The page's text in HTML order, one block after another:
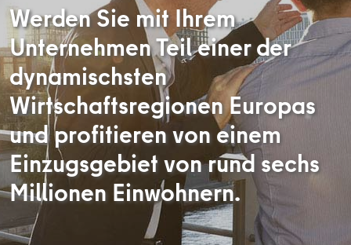
Werden Sie mit Ihrem
Unternehmen Teil einer der
dynamischsten
Wirtschaftsregionen Europas
und profitieren von einem
Einzugsgebiet von rund sechs
Millionen Einwohnern.